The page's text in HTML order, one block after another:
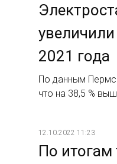
2021 года
По данным
что на 38,5 %
12.10.2022 11:23
По итогам